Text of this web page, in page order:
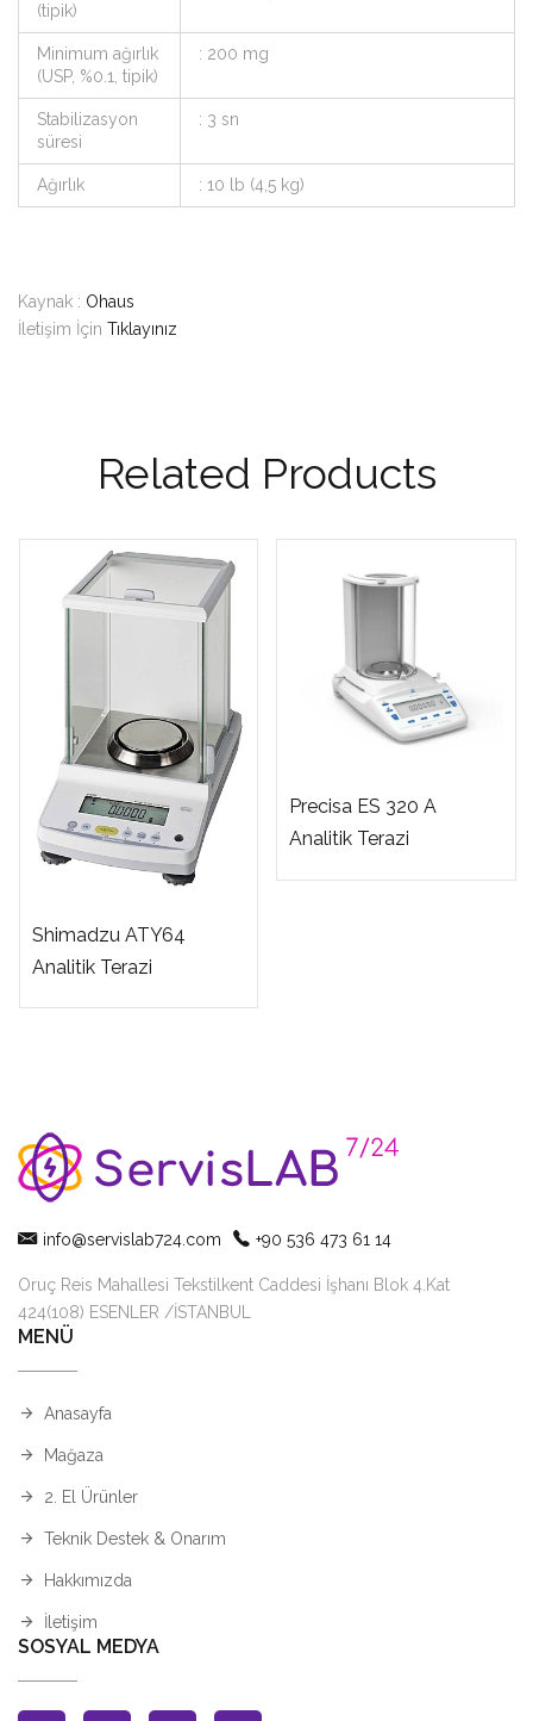
(tipik)
Minimum ağırlık
(USP, %0.1, tipik)
: 200 mg
Stabilizasyon
süresi
: 3 sn
Ağırlık : 10 lb (4,5 kg)
Kaynak : Ohaus
İletişim İçin Tıklayınız
Related Products
Shimadzu ATY64
Analitik Terazi
Precisa ES 320 A
Analitik Terazi
info@servislab724.com +90 536 473 61 14
Oruç Reis Mahallesi Tekstilkent Caddesi İşhanı Blok 4.Kat
424(108) ESENLER /İSTANBUL
MENÜ
Anasayfa
Mağaza
2. El Ürünler
Teknik Destek & Onarım
Hakkımızda
İletişim
SOSYAL MEDYA